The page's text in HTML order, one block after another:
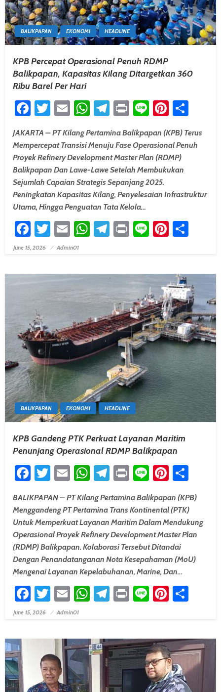
BALIKPAPAN EKONOMI HEADLINE
KPB Percepat Operasional Penuh RDMP
Balikpapan, Kapasitas Kilang Ditargetkan 360
Ribu Barel Per Hari
Facebook
Twitter
EmailWhatsApp
Telegram
PrintLine
JAKARTA – PT Kilang Pertamina Balikpapan (KPB) Terus
Mempercepat Transisi Menuju Fase Operasional Penuh
Proyek Refinery Development Master Plan (RDMP)
Balikpapan Dan Lawe-Lawe Setelah Membukukan
Sejumlah Capaian Strategis Sepanjang 2025.
Peningkatan Kapasitas Kilang, Penyelesaian Infrastruktur
Utama, Hingga Penguatan Tata Kelola…
Facebook
Twitter
EmailWhatsApp
Telegram
PrintLine
Posted On
June 15, 2026 Admin01
BALIKPAPAN EKONOMI HEADLINE
KPB Gandeng PTK Perkuat Layanan Maritim
Penunjang Operasional RDMP Balikpapan
Facebook
Twitter
EmailWhatsApp
Telegram
PrintLine
BALIKPAPAN – PT Kilang Pertamina Balikpapan (KPB)
Menggandeng PT Pertamina Trans Kontinental (PTK)
Untuk Memperkuat Layanan Maritim Dalam Mendukung
Operasional Proyek Refinery Development Master Plan
(RDMP) Balikpapan. Kolaborasi Tersebut Ditandai
Dengan Penandatanganan Nota Kesepahaman (MoU)
Mengenai Layanan Kepelabuhanan, Marine, Dan…
Facebook
Twitter
EmailWhatsApp
Telegram
PrintLine
Posted On
June 15, 2026 Admin01